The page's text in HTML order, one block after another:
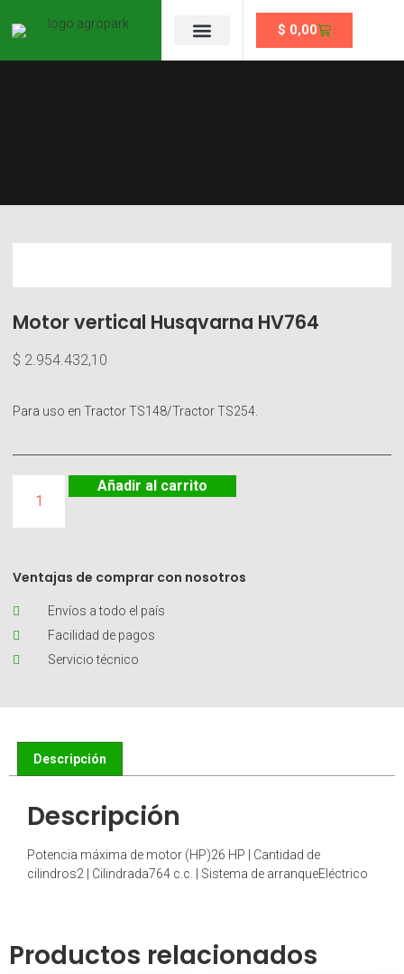
$ 0,00
Motor vertical Husqvarna HV764
$ 2.954.432,10
Para uso en Tractor TS148/Tractor TS254.
Añadir al carrito
Ventajas de comprar con nosotros
Envíos a todo el país
Facilidad de pagos
Servicio técnico
Descripción
Descripción
Potencia máxima de motor (HP)26 HP | Cantidad de
cilindros2 | Cilindrada764 c.c. | Sistema de arranqueEléctrico
Productos relacionados